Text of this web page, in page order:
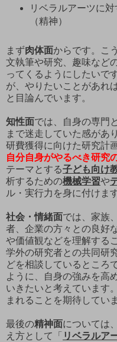
リベラルアーツに
（精神）
まず肉体面からです。こ
文執筆や研究、趣味など
ってくるようにしたいで
が、やりたいことがあれ
と目論んでいます。
知性面では、自身の専門
まで迷走していた感があ
研費獲得に向けた研究計
自分自身がやるべき研究
テーマとする子ども向け
析するための機械学習や
ル・実行力を身に付けます
社会・情緒面では、家族
者、企業の方々との良好
や価値観などを理解する
学外の研究者との共同研
どを相談しているところ
ように、自身の強みを高
いきたいと考えています
まれることを期待してい
最後の精神面については
え方として「 リベラルア